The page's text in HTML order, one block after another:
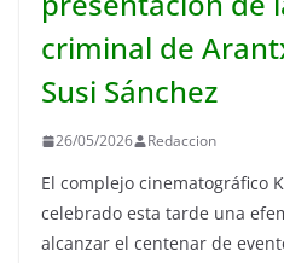
criminal de
Susi Sánchez
26/05/2026 Redaccion
El complejo cinematográfico
celebrado esta tarde una
alcanzar el centenar de